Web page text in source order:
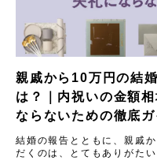
親戚から10万円の結
は？｜内祝いの金額
ならないための徹底ガ
結婚の報告とともに、親戚
だくのは、とてもありがた